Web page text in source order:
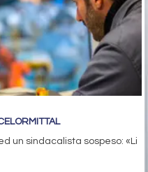
un sindacalista sospeso: «Li